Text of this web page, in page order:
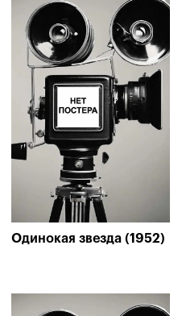
Одинокая звезда (1952)